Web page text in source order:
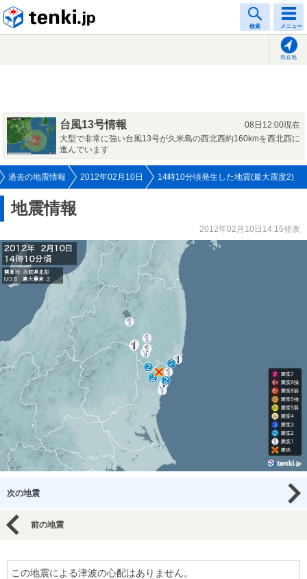
検索 メニュー
現在地
台風13号情報
08日12:00現在
大型で非常に強い台風13号が久米島の西北西約160kmを西北西に
進んでいます
過去の地震情報 2012年02月10日 14時10分頃発生した地震(最大震度2)
地震情報
2012年02月10日14:16発表
次の地震
前の地震
この地震による津波の心配はありません。